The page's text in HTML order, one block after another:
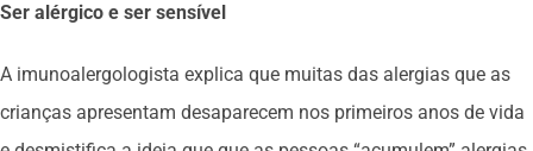
Ser alérgico e ser sensível
A imunoalergologista explica que muitas das alergias que as
crianças apresentam desaparecem nos primeiros anos de vida